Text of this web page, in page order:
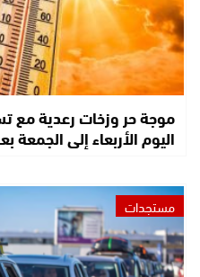
موجة حر وزخات رعدية مع
اليوم الأربعاء إلى
مستجدات